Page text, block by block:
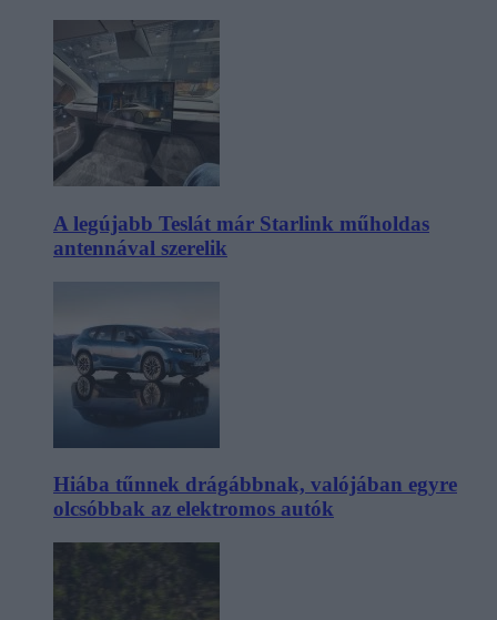
A legújabb Teslát már Starlink műholdas
antennával szerelik
Hiába tűnnek drágábbnak, valójában egyre
olcsóbbak az elektromos autók